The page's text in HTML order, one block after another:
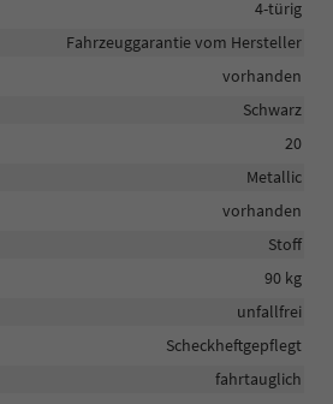
4-türig
Fahrzeuggarantie vom Hersteller
vorhanden
Schwarz
20
Metallic
vorhanden
Stoff
90 kg
unfallfrei
Scheckheftgepflegt
fahrtauglich